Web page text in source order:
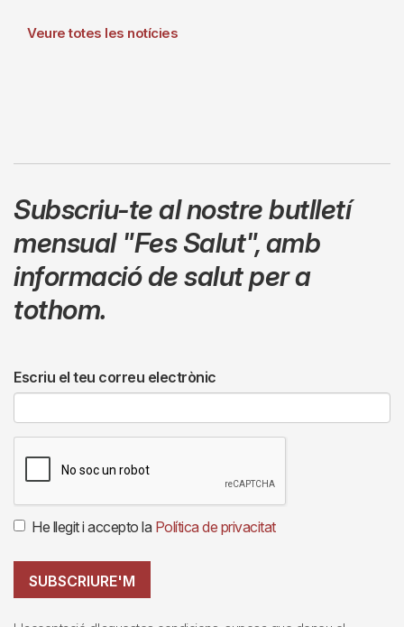
Veure totes les notícies
Subscriu-te al nostre butlletí
mensual "Fes Salut",amb
informació de salut per a
tothom.
Escriu el teu correu electrònic
He llegit i accepto la Política de privacitat
SUBSCRIURE'M